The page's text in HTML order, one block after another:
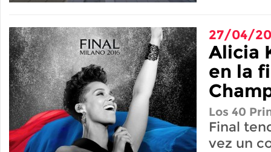
27/04/
Alicia
en la
Los 40
Final
vez un